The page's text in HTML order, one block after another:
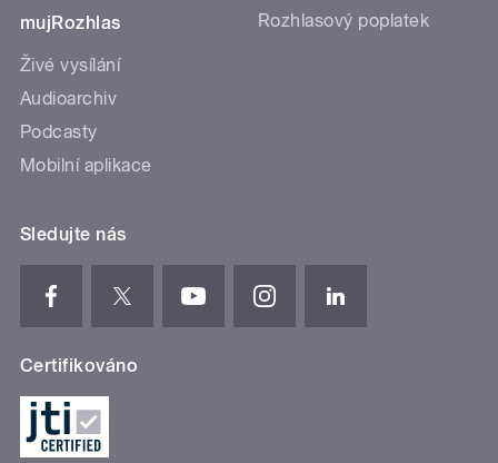
mujRozhlas
Živé vysílání
Audioarchiv
Podcasty
Mobilní aplikace
Rozhlasový poplatek
Sledujte nás
Certifikováno